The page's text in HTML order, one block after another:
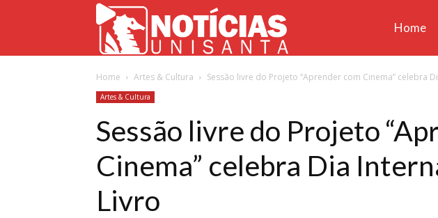
Unisanta
Home
Home Artes & Cultura Sessão livre do Projeto “Aprender com Cinema” celebra
Artes & Cultura
Sessão livre do Projeto
Cinema” celebra Dia
Livro